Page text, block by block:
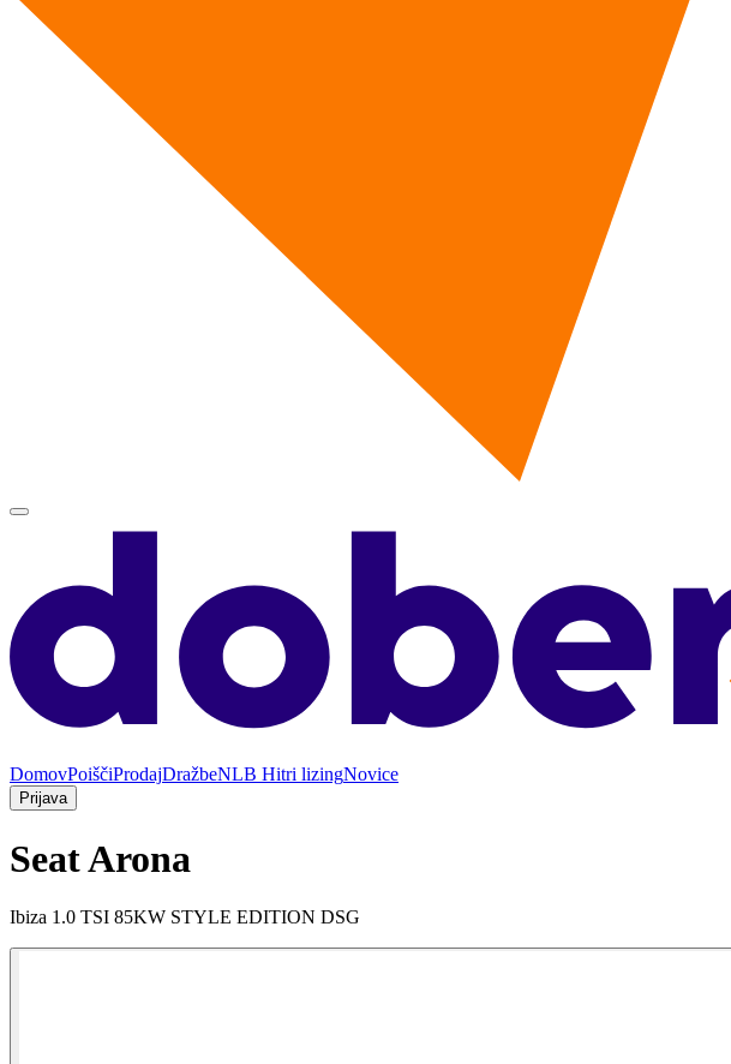
DomovPoiščiProdajDražbeNLB Hitri lizingNovice
Prijava
Seat Arona
Ibiza 1.0 TSI 85KW STYLE EDITION DSG